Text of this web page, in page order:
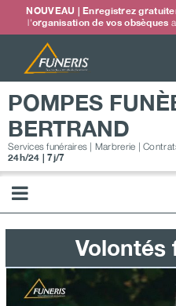
Passer
contenu
NOUVEAU | Enregistrez
l'organisation de vos obsèques
POMPES
BERTRAND
Services funéraires | Marbrerie |
24h/24 | 7j/7
Volontés